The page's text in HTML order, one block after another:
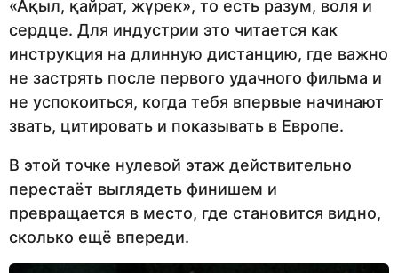
«Ақыл, қайрат, жүрек», то есть разум, воля и
сердце. Для индустрии это читается как
инструкция на длинную дистанцию, где важно
не застрять после первого удачного фильма и
не успокоиться, когда тебя впервые начинают
звать, цитировать и показывать в Европе.
В этой точке нулевой этаж действительно
перестаёт выглядеть финишем и
превращается в место, где становится видно,
сколько ещё впереди.